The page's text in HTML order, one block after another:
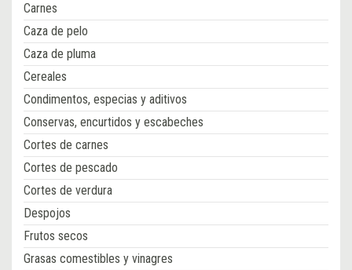
Carnes
Caza de pelo
Caza de pluma
Cereales
Condimentos, especias y aditivos
Conservas, encurtidos y escabeches
Cortes de carnes
Cortes de pescado
Cortes de verdura
Despojos
Frutos secos
Grasas comestibles y vinagres